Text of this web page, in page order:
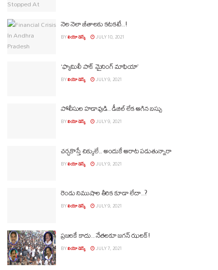
నెల నెలా జీతాలకు కటకటే..!
BYలియో డెస్క్ JULY 10, 2021
‘ఫ్యామిలీ పాక్ మైనింగ్ మాఫియా’
BYలియో డెస్క్ JULY 9, 2021
పోలీసుల హడావుడి.. డీజిల్ లేక ఆగిన బస్సు
BYలియో డెస్క్ JULY 9, 2021
చర్చకొస్తే చిక్కులే.. అందుకే ఆరాట పడుతున్నారా
BYలియో డెస్క్ JULY 9, 2021
రెండు నిముషాల తీరిక కూడా లేదా..?
BYలియో డెస్క్ JULY 9, 2021
ప్రజలకే కాదు.. నేతలకూ జగన్ ఝలక్!
BYలియో డెస్క్ JULY 7, 2021